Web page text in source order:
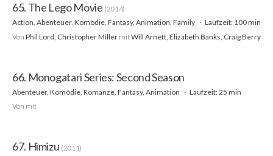
65. The Lego Movie (2014)
Action, Abenteuer, Komödie, Fantasy, Animation, Family
Laufzeit: 100 min
Von Phil Lord, Christopher Miller mitWill Arnett, Elizabeth Banks, Craig Berry
66. Monogatari Series: Second Season
Abenteuer, Komödie, Romanze, Fantasy, Animation
Laufzeit: 25 min
Von mit
67. Himizu (2011)